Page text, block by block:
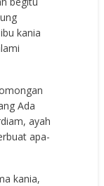
kania
Ada
ayah
apa-
kania,